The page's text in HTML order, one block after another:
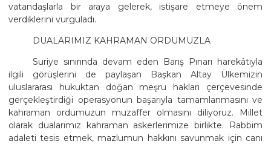
vatandaşlarla bir araya gelerek, istişare etmeye önem
verdiklerini vurguladı.
DUALARIMIZ KAHRAMAN ORDUMUZLA
Suriye sınırında devam eden Barış Pınarı harekâtıyla
ilgili görüşlerini de paylaşan Başkan Altay Ülkemizin
uluslararası hukuktan doğan meşru hakları çerçevesinde
gerçekleştirdiği operasyonun başarıyla tamamlanmasını ve
kahraman ordumuzun muzaffer olmasını diliyoruz. Millet
olarak dualarımız kahraman askerlerimize birlikte. Rabbim
adaleti tesis etmek, mazlumun hakkını savunmak için canı